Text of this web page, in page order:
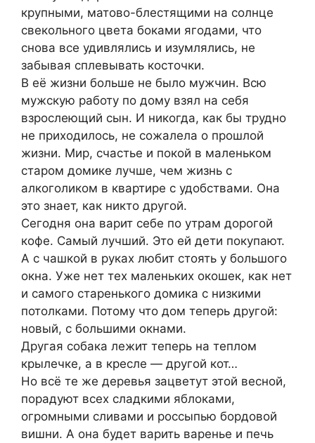
крупными, матово-блестящими на солнце
свекольного цвета боками ягодами, что
снова все удивлялись и изумлялись, не
забывая сплевывать косточки.
В её жизни больше не было мужчин. Всю
мужскую работу по дому взял на себя
взрослеющий сын. И никогда, как бы трудно
не приходилось, не сожалела о прошлой
жизни. Мир, счастье и покой в маленьком
старом домике лучше, чем жизнь с
алкоголиком в квартире с удобствами. Она
это знает, как никто другой.
Сегодня она варит себе по утрам дорогой
кофе. Самый лучший. Это ей дети покупают.
А с чашкой в руках любит стоять у большого
окна. Уже нет тех маленьких окошек, как нет
и самого старенького домика с низкими
потолками. Потому что дом теперь другой:
новый, с большими окнами.
Другая собака лежит теперь на теплом
крылечке, а в кресле — другой кот…
Но всё те же деревья зацветут этой весной,
порадуют всех сладкими яблоками,
огромными сливами и россыпью бордовой
вишни. А она будет варить варенье и печь